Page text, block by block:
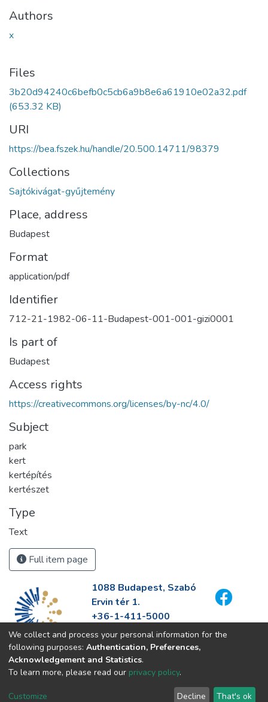
Authors
x
Files
3b20d94240c6befb0c5cb6a9b8e6a61910e02a32.pdf
(653.32 KB)
URI
https://bea.fszek.hu/handle/20.500.14711/98379
Collections
Sajtókivágat-gyűjtemény
Place, address
Budapest
Format
application/pdf
Identifier
712-21-1982-06-11-Budapest-001-001-gizi0001
Is part of
Budapest
Access rights
https://creativecommons.org/licenses/by-nc/4.0/
Subject
park
kert
kertépítés
kertészet
Type
Text
Full item page
1088 Budapest, Szabó
Ervin tér 1.
+36-1-411-5000
info@fszek.hu
https://fszek.hu
We collect and process your personal information for the
following purposes: Authentication, Preferences,
Acknowledgement and Statistics.
To learn more, please read our privacy policy.
Customize Decline That's ok